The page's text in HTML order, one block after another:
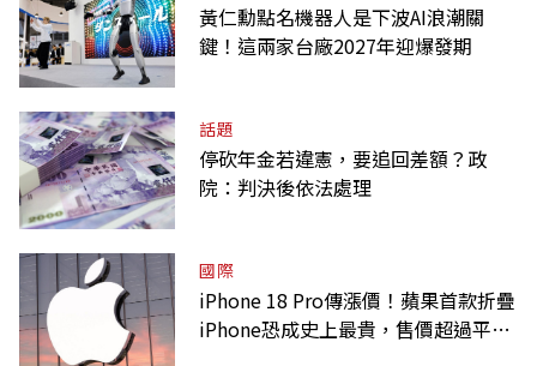
黃仁勳點名機器人是下波AI浪潮關
鍵！這兩家台廠2027年迎爆發期
話題
停砍年金若違憲，要追回差額？政
院：判決後依法處理
國際
iPhone 18 Pro傳漲價！蘋果首款折疊
iPhone恐成史上最貴，售價超過平均